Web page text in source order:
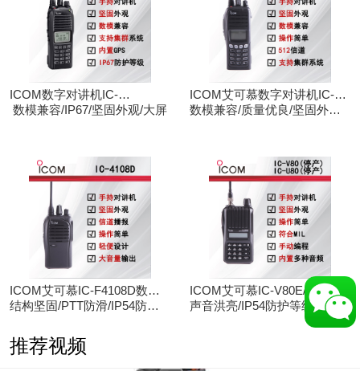
ICOM数字对讲机IC-
F3263DT/IC-F4263DT
数模兼容/IP67/坚固外观/大屏
ICOM艾可慕数字对讲机IC-
F3161D IC-F4161D
数模兼容/质量优良/坚固外观/
ICOM艾可慕IC-F4108D数字
对讲机
结构坚固/PTT防滑/IP54防护/
ICOM艾可慕IC-V80E/IC-
U80E手持对讲机（停产）
声音洪亮/IP54防护等级/手动
推荐视频